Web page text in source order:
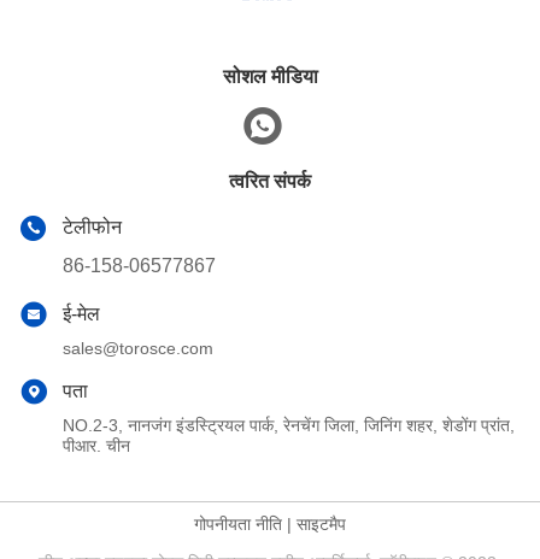
सोशल मीडिया
त्वरित संपर्क
टेलीफोन
86-158-06577867
ई-मेल
sales@torosce.com
पता
NO.2-3, नानजंग इंडस्ट्रियल पार्क, रेनचेंग जिला, जिनिंग शहर, शेडोंग प्रांत,
पीआर. चीन
गोपनीयता नीति | साइटमैप